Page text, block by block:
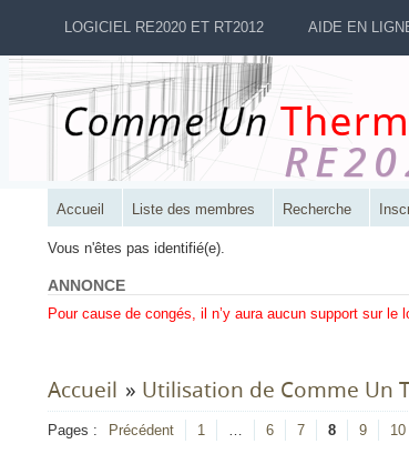
LOGICIEL RE2020 ET RT2012 AIDE EN
Accueil Liste des membres Recherche
Vous n'êtes pas identifié(e).
ANNONCE
Pour cause de congés, il n’y aura aucun support sur
Accueil » Utilisation de Comme Un
Pages : Précédent 1 … 6 7 8 9 10